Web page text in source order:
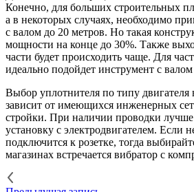
Конечно, для больших строительных
а в некоторых случаях, необходимо
с валом до 20 метров. Но такая
мощности на конце до 30%. Также
части будет происходить чаще. Для
идеально подойдет инструмент с
Выбор уплотнителя по типу двигателя
зависит от имеющихся инженерных
стройки. При наличии проводки лучше
установку с электродвигателем. Если
подключится к розетке, тогда
магазинах встречается вибратор с